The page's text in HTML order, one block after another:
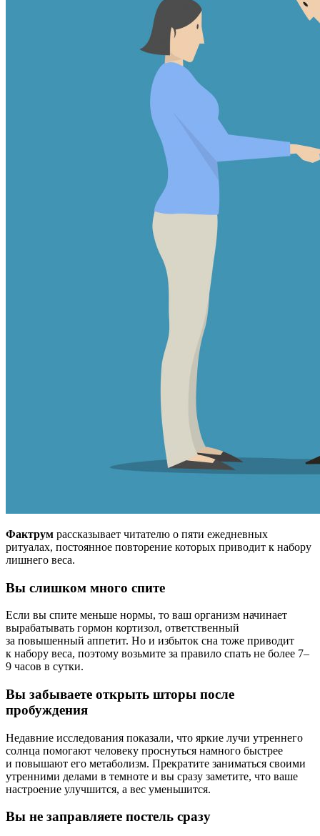
Фактрум рассказывает читателю о пяти ежедневных
ритуалах, постоянное повторение которых приводит к набору
лишнего веса.
Вы слишком много спите
Если вы спите меньше нормы, то ваш организм начинает
вырабатывать гормон кортизол, ответственный
за повышенный аппетит. Но и избыток сна тоже приводит
к набору веса, поэтому возьмите за правило спать не более 7–
9 часов в сутки.
Вы забываете открыть шторы после
пробуждения
Недавние исследования показали, что яркие лучи утреннего
солнца помогают человеку проснуться намного быстрее
и повышают его метаболизм. Прекратите заниматься своими
утренними делами в темноте и вы сразу заметите, что ваше
настроение улучшится, а вес уменьшится.
Вы не заправляете постель сразу